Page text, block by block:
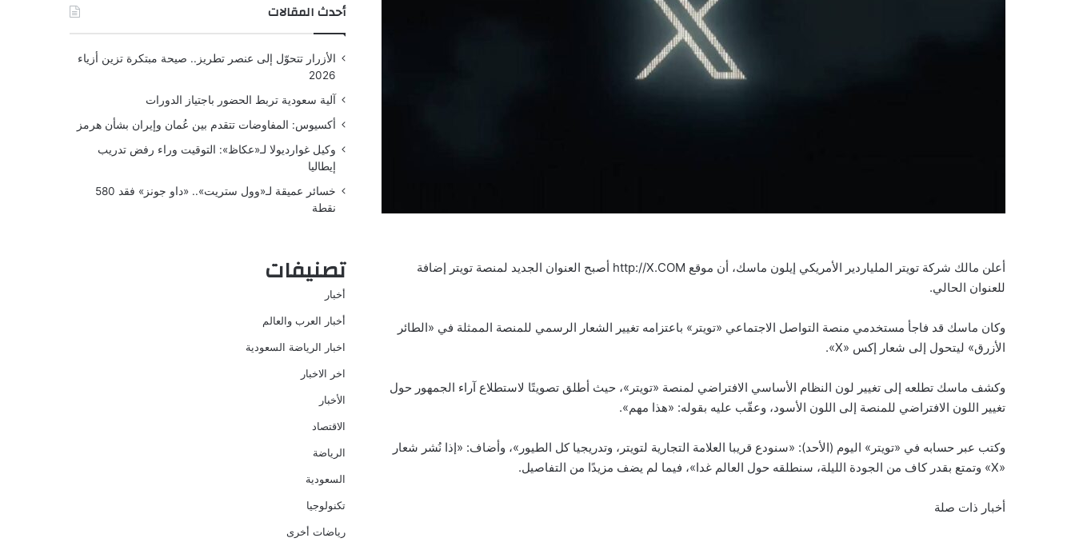
أعلن مالك شركة تويتر الملياردير الأمريكي إيلون ماسك، أن موقع http://X.COM أصبح العنوان الجديد لمنصة تويتر إضافة
للعنوان الحالي.
وكان ماسك قد فاجأ مستخدمي منصة التواصل الاجتماعي «تويتر» باعتزامه تغيير الشعار الرسمي للمنصة الممثلة في «الطائر
الأزرق» ليتحول إلى شعار إكس «X».
وكشف ماسك تطلعه إلى تغيير لون النظام الأساسي الافتراضي لمنصة «تويتر»، حيث أطلق تصويتًا لاستطلاع آراء الجمهور حول
تغيير اللون الافتراضي للمنصة إلى اللون الأسود، وعقّب عليه بقوله: «هذا مهم».
وكتب عبر حسابه في «تويتر» اليوم (الأحد): «سنودع قريبا العلامة التجارية لتويتر، وتدريجيا كل الطيور»، وأضاف: «إذا نُشر شعار
«X» وتمتع بقدر كاف من الجودة الليلة، سنطلقه حول العالم غدا»، فيما لم يضف مزيدًا من التفاصيل.
أخبار ذات صلة
أحدث المقالات
الأزرار تتحوّل إلى عنصر تطريز.. صيحة مبتكرة تزين أزياء
2026
آلية سعودية تربط الحضور باجتياز الدورات
أكسيوس: المفاوضات تتقدم بين عُمان وإيران بشأن هرمز
وكيل غوارديولا لـ«عكاظ»: التوقيت وراء رفض تدريب
إيطاليا
خسائر عميقة لـ«وول ستريت».. «داو جونز» فقد 580
نقطة
تصنيفات
أخبار
أخبار العرب والعالم
اخبار الرياضة السعودية
اخر الاخبار
الأخبار
الاقتصاد
الرياضة
السعودية
تكنولوجيا
رياضات أخرى